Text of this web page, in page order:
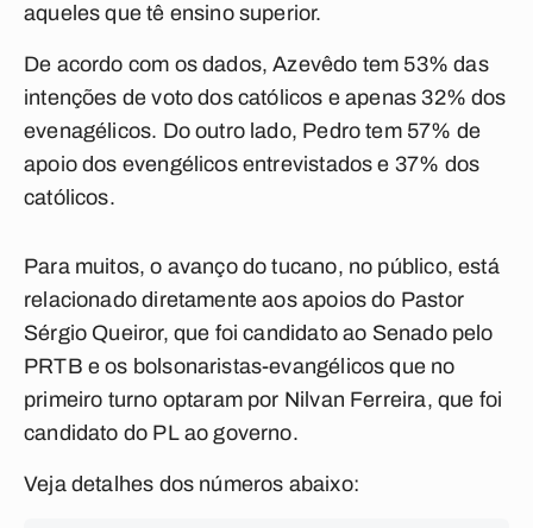
aqueles que tê ensino superior.
De acordo com os dados, Azevêdo tem 53% das
intenções de voto dos católicos e apenas 32% dos
evenagélicos. Do outro lado, Pedro tem 57% de
apoio dos evengélicos entrevistados e 37% dos
católicos.
Para muitos, o avanço do tucano, no público, está
relacionado diretamente aos apoios do Pastor
Sérgio Queiror, que foi candidato ao Senado pelo
PRTB e os bolsonaristas-evangélicos que no
primeiro turno optaram por Nilvan Ferreira, que foi
candidato do PL ao governo.
Veja detalhes dos números abaixo: